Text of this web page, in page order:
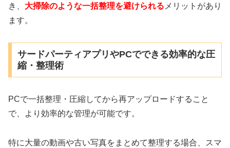
き、 大掃除のような一括整理を避けられる メリットがあり
ます。
サードパーティアプリやPCでできる効率的な圧
縮・整理術
PCで一括整理・圧縮してから再アップロードすること
で、より効率的な管理が可能です。
特に大量の動画や古い写真をまとめて整理する場合、スマ